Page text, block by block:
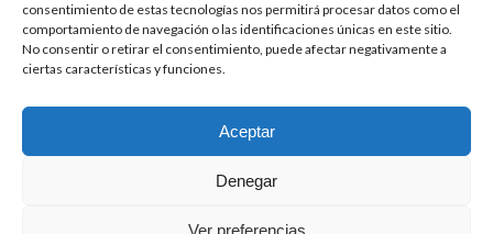
consentimiento de estas tecnologías nos permitirá procesar datos como el
comportamiento de navegación o las identificaciones únicas en este sitio.
No consentir o retirar el consentimiento, puede afectar negativamente a
ciertas características y funciones.
Aceptar
Denegar
Ver preferencias
Todos los derechos reservados -Privacidad